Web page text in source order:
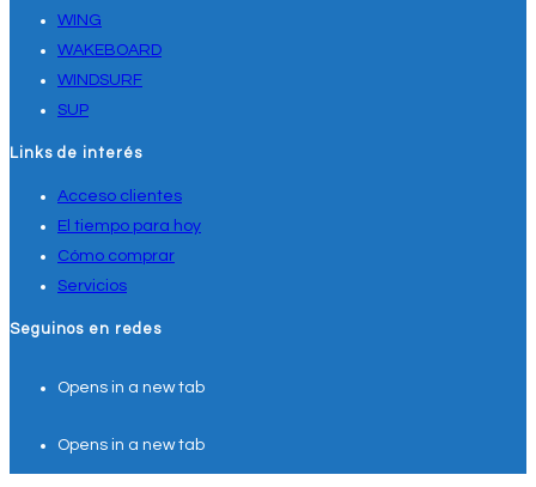
WING
WAKEBOARD
WINDSURF
SUP
Links de interés
Acceso clientes
El tiempo para hoy
Cómo comprar
Servicios
Seguinos en redes
Opens in a new tab
Opens in a new tab